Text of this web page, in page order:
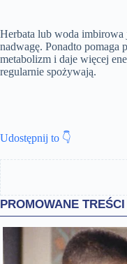
Herbata lub woda imbirowa
nadwagę. Ponadto pomaga
metabolizm i daje więcej
regularnie spożywają.
Udostępnij to 👇